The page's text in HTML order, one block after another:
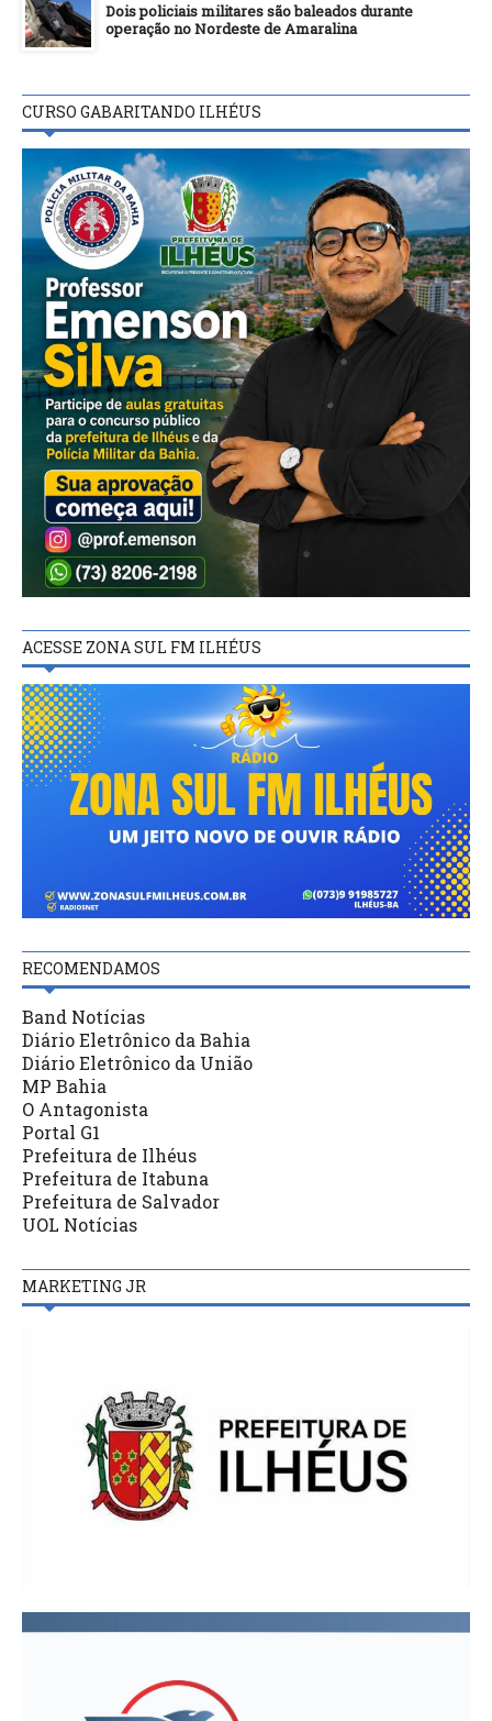
Dois policiais militares são baleados durante
operação no Nordeste de Amaralina
CURSO GABARITANDO ILHÉUS
ACESSE ZONA SUL FM ILHÉUS
RECOMENDAMOS
Band Notícias
Diário Eletrônico da Bahia
Diário Eletrônico da União
MP Bahia
O Antagonista
Portal G1
Prefeitura de Ilhéus
Prefeitura de Itabuna
Prefeitura de Salvador
UOL Notícias
MARKETING JR